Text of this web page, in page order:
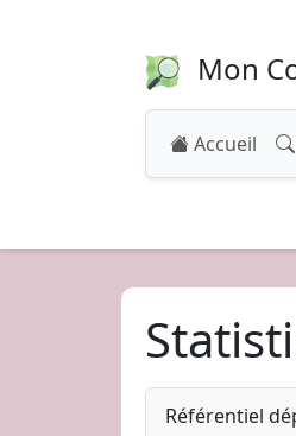
Mon
Accueil
Référentiel